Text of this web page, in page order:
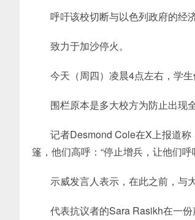
呼吁该校切断与以色列政府的经
致力于加沙停火。
今天（周四）凌晨4点左右，学
围栏原本是多大校方为防止出现
记者Desmond Cole在X上报道
篷，他们高呼：“停止增兵，让他们呼
示威发言人表示，在此之前，与
代表抗议者的Sara Rasikh在一